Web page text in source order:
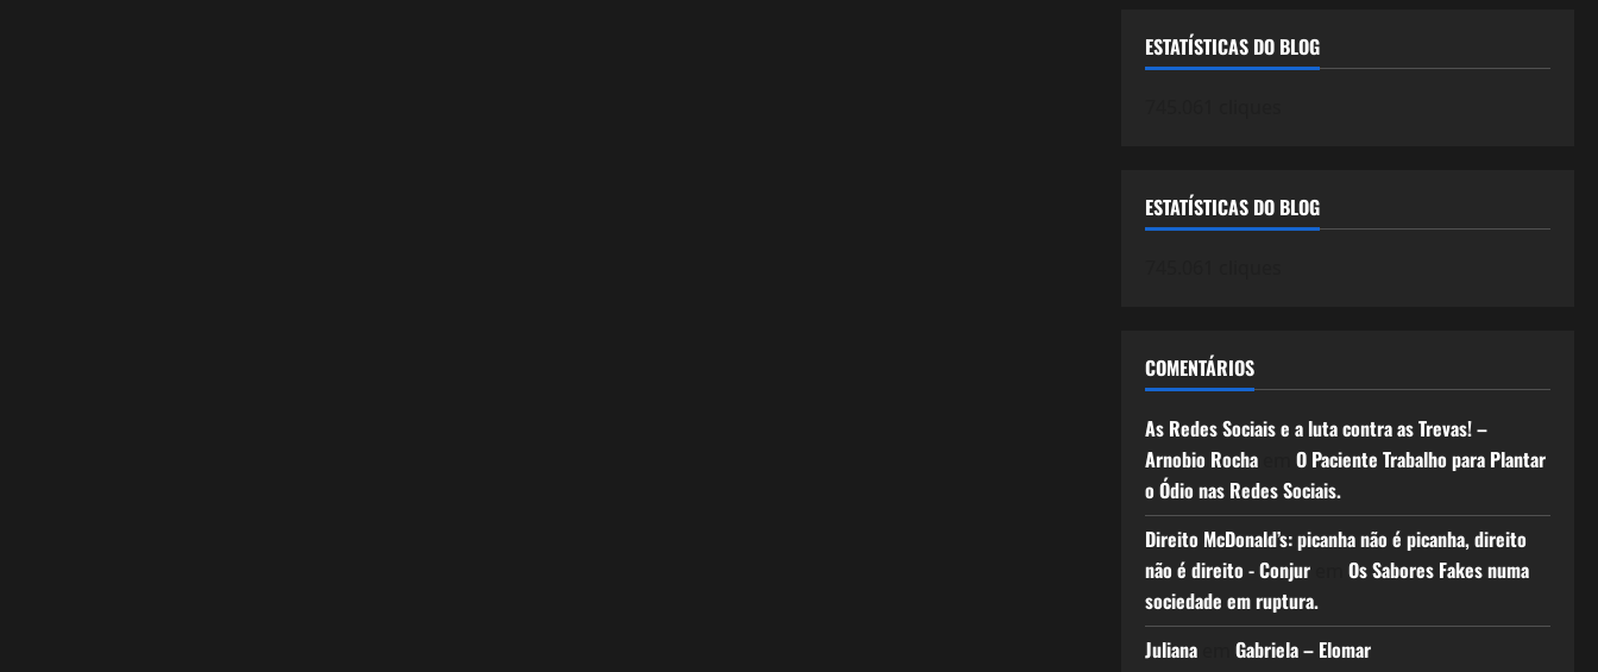
ESTATÍSTICAS DO BLOG
ESTATÍSTICAS DO BLOG
COMENTÁRIOS
As Redes Sociais e a luta contra as Trevas! –
Arnobio Rochaem O Paciente Trabalho para Plantar
o Ódio nas Redes Sociais.
Direito McDonald’s: picanha não é picanha, direito
não é direito - Conjurem Os Sabores Fakes numa
sociedade em ruptura.
Julianaem Gabriela – Elomar